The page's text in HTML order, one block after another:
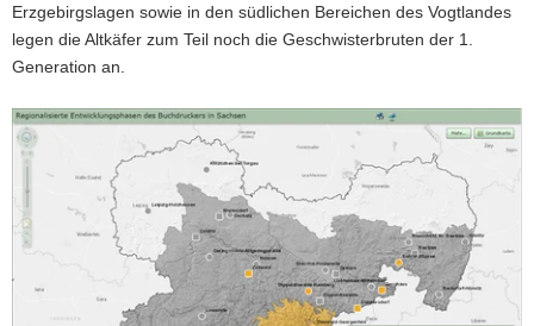
Erzgebirgslagen sowie in den südlichen Bereichen des Vogtlandes
legen die Altkäfer zum Teil noch die Geschwisterbruten der 1.
Generation an.